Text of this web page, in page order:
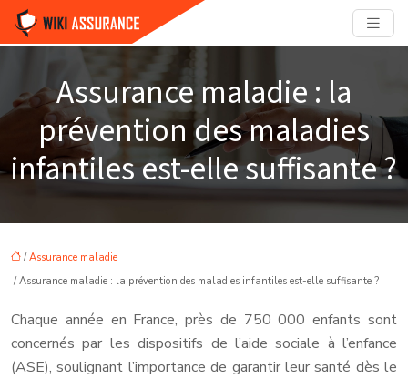
Assurance maladie : la
prévention des maladies
infantiles est-elle suffisante ?
/Assurance maladie
/ Assurance maladie : la prévention des maladies infantiles est-elle suffisante ?
Chaque année en France, près de 750 000 enfants sont
concernés par les dispositifs de l’aide sociale à l’enfance
(ASE), soulignant l’importance de garantir leur santé dès le